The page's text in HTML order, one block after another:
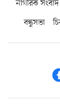
নাগরিক সংবাদ
বন্ধুসভা